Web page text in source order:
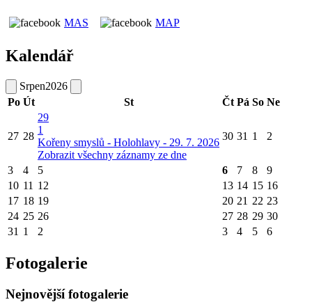
MAS MAP
Kalendář
Srpen2026
Po Út St Čt Pá So Ne
27 28
29
1
Kořeny smyslů - Holohlavy - 29. 7. 2026
Zobrazit všechny záznamy ze dne
30 31 1 2
3 4 5 6 7 8
9
10 11 12 13 14 15 16
17 18 19 20 21 22 23
24 25 26 27 28 29 30
31 1 2 3 4 5 6
Fotogalerie
Nejnovější fotogalerie